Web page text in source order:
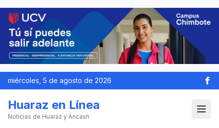
miércoles, 5 de agosto de 2026
Huaraz en Línea
Noticias de Huaraz y Áncash